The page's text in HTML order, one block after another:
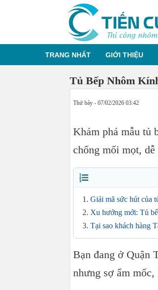
TRANG NHẤT GIỚI THIỆU
Tủ Bếp Nhôm
Thứ bảy - 07/02/2026 03:42
Khám phá mẫu tủ
chống mối mọt,
Giải mã sức hút của
Xu hướng mới: Tủ
Tại sao khách hàng
Bạn đang ở Quận
nhưng sợ ẩm